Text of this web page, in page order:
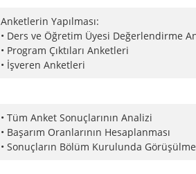
Anketlerin Yapılması:
• Ders ve Öğretim Üyesi Değerlendirme
• Program Çıktıları Anketleri
• İşveren Anketleri
• Tüm Anket Sonuçlarının Analizi
• Başarım Oranlarının Hesaplanması
• Sonuçların Bölüm Kurulunda